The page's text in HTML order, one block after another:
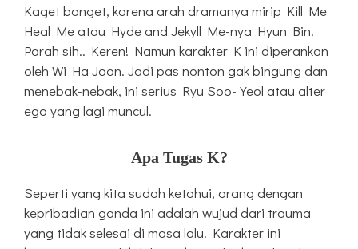
Kaget banget, karena arah dramanya mirip Kill Me
Heal Me atau Hyde and Jekyll Me-nya Hyun Bin.
Parah sih.. Keren! Namun karakter K ini diperankan
oleh Wi Ha Joon. Jadi pas nonton gak bingung dan
menebak-nebak, ini serius Ryu Soo-Yeol atau alter
ego yang lagi muncul.
Apa Tugas K?
Seperti yang kita sudah ketahui, orang dengan
kepribadian ganda ini adalah wujud dari trauma
yang tidak selesai di masa lalu. Karakter ini